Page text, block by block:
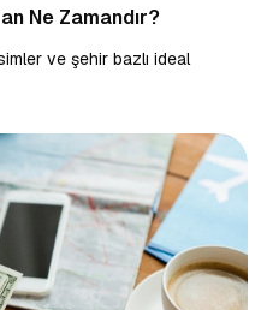
Ne Zamandır?
ve şehir bazlı ideal